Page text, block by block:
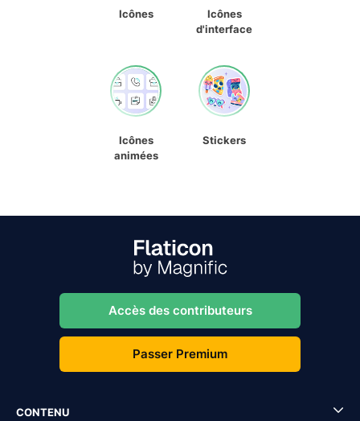
Icônes
Icônes
d'interface
Icônes
animées
Stickers
Accès des contributeurs
Passer Premium
CONTENU